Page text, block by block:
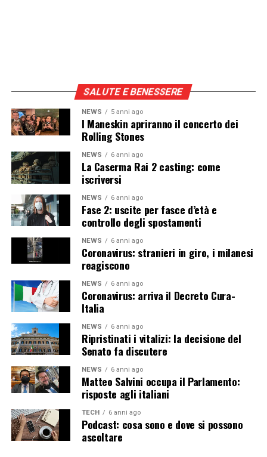
SALUTE E BENESSERE
NEWS 5 anni ago
I Maneskin apriranno il concerto dei
Rolling Stones
NEWS 6 anni ago
La Caserma Rai 2 casting: come
iscriversi
NEWS 6 anni ago
Fase 2: uscite per fasce d’età e
controllo degli spostamenti
NEWS 6 anni ago
Coronavirus: stranieri in giro, i milanesi
reagiscono
NEWS 6 anni ago
Coronavirus: arriva il Decreto Cura-
Italia
NEWS 6 anni ago
Ripristinati i vitalizi: la decisione del
Senato fa discutere
NEWS 6 anni ago
Matteo Salvini occupa il Parlamento:
risposte agli italiani
TECH 6 anni ago
Podcast: cosa sono e dove si possono
ascoltare